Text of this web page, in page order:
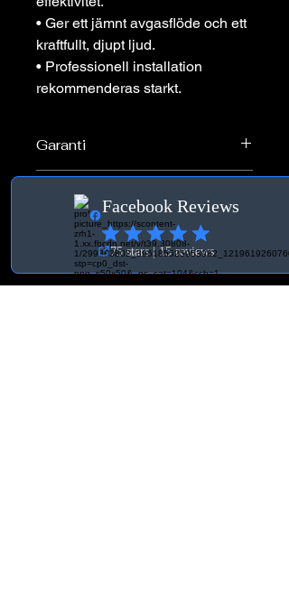
• Ger ett jämnt avgasflöde och ett
kraftfullt, djupt ljud.
• Professionell installation
rekommenderas starkt.
Garanti
2 års garanti
Passar till
BMW F22 240i 2015-2023